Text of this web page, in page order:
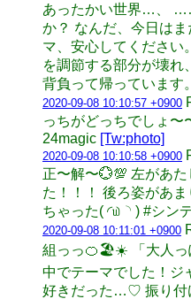
あったかい世界…、
か？ なんだ、今日は
マ、安心してください
を調節する部分が壊れ
背負って帰っています
2020-09-08 10:10:57 +0900
っちがどっちでしょ〜
24magic [Tw:photo]
2020-09-08 10:10:58 +0900
正〜解〜💮💯 左があ
た！！！ 後ろ姿があ
ちゃった( ◜௰◝ ) #シン
2020-09-08 10:11:01 +0900
組っっ🍊🏖☀️ 「大人っ
中でテーマでした！ジ
好きだった…♡ 振り付